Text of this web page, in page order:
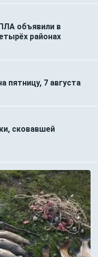
объявили в
районах
пятницу, 7 августа
сковавшей